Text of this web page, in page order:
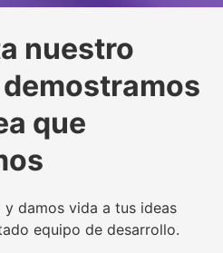
IoT mundial
beacon
UX
IoT mundial
beacon
UX
IoT mundial
beacon
UX
nuestro
que
damos vida a tus ideas
equipo de desarrollo.